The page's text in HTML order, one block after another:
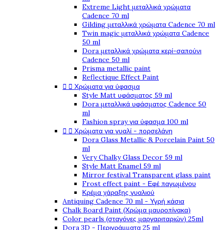
Extreme Light μεταλλικά χρώματα
Cadence 70 ml
Gilding μεταλλικά χρώματα Cadence 70 ml
Twin magic μεταλλικά χρώματα Cadence
50 ml
Dora μεταλλικά χρώματα κερί-σαπούνι
Cadence 50 ml
Prisma metallic paint
Reflectique Effect Paint
  Χρώματα για ύφασμα
Style Matt υφάσματος 59 ml
Dora μεταλλικά υφάσματος Cadence 50
ml
Fashion spray για ύφασμα 100 ml
  Χρώματα για γυαλί - πορσελάνη
Dora Glass Metallic & Porcelain Paint 50
ml
Very Chalky Glass Decor 59 ml
Style Matt Enamel 59 ml
Mirror festival Transparent glass paint
Frost effect paint - Εφέ παγωμένου
Κρέμα χάραξης γυαλιού
Antiquing Cadence 70 ml - Υγρή κάσια
Chalk Board Paint (Χρώμα μαυροπίνακα)
Color pearls (σταγόνες μαργαριταριών) 25ml
Dora 3D - Περιγράμματα 25 ml